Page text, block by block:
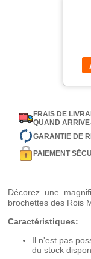
FRAIS DE
QUAND
GARANTIE DE
PAIEMENT
Décorez une
brochettes des Rois
Caractéristiques:
Il n'est pas
du stock